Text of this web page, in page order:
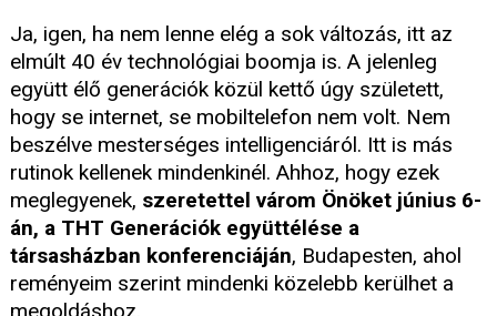
Ja, igen, ha nem lenne elég a sok változás, itt az
elmúlt 40 év technológiai boomja is. A jelenleg
együtt élő generációk közül kettő úgy született,
hogy se internet, se mobiltelefon nem volt. Nem
beszélve mesterséges intelligenciáról. Itt is más
rutinok kellenek mindenkinél. Ahhoz, hogy ezek
meglegyenek, szeretettel várom Önöket június 6-
án, a THT Generációk együttélése a
társasházban konferenciáján, Budapesten, ahol
reményeim szerint mindenki közelebb kerülhet a